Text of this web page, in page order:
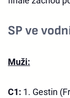
SP ve
Muži:
C1: 1. Gestin